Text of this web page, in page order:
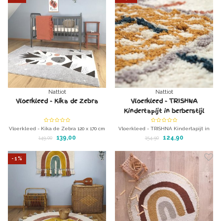
Nattiot
Vloerkleed - Kika de Zebra
Vloerkleed - Kika de Zebra 120 x 170 cm
Uniek kleed voor de kinderkamer.
149,00 139,00
Nattiot
Vloerkleed - TRISHNA
Kindertapijt in berberstijl
Vloerkleed - TRISHNA Kindertapijt in
berberstijl
Wasbaar in de wasmachine
154,90 124,90
-1%